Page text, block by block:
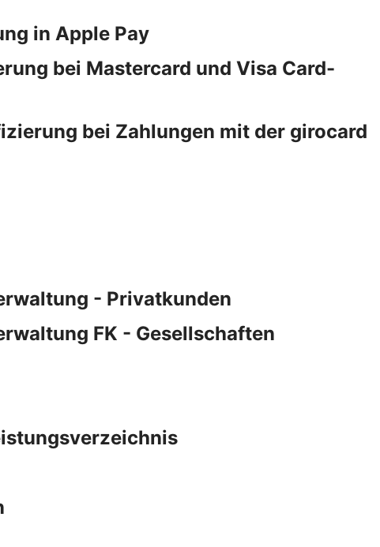
in Apple Pay
bei Mastercard und Visa Card-
bei Zahlungen mit der girocard
- Privatkunden
FK - Gesellschaften